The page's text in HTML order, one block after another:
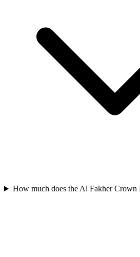
How much does the Al Fakher